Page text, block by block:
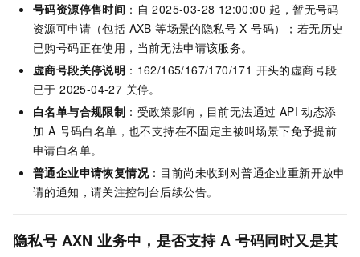
号码资源停售时间 ：自 2025-03-28 12:00:00 起，暂无号码
资源可申请（包括 AXB 等场景的隐私号 X 号码）；若无历史
已购号码正在使用，当前无法申请该服务。
虚商号段关停说明 ：162/165/167/170/171 开头的虚商号段
已于 2025-04-27 关停。
白名单与合规限制 ：受政策影响，目前无法通过 API 动态添
加 A 号码白名单，也不支持在不固定主被叫场景下免予提前
申请白名单。
普通企业申请恢复情况：目前尚未收到对普通企业重新开放申
请的通知，请关注控制台后续公告。
隐私号 AXN 业务中，是否支持 A 号码同时又是其